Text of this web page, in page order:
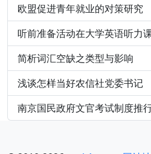
欧盟促进青年就业的对策研究
听前准备活动在大学英语听力
简析词汇空缺之类型与影响
浅谈怎样当好农信社党委书记
南京国民政府文官考试制度推